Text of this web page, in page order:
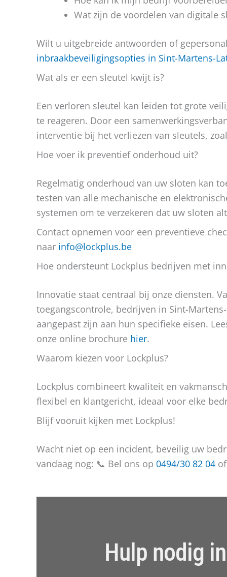
Wat zijn de voordelen van digitale
Wilt u uitgebreide antwoorden of
inbraakbeveiligingsopties in Sint-Martens-
Wat als er een sleutel kwijt is?
Een verloren sleutel kan leiden tot grote
te reageren. Door een
interventie bij het verliezen van sleutels,
Hoe voer ik preventief onderhoud uit?
Regelmatig onderhoud van uw sloten kan
testen van alle mechanische en
systemen om te verzekeren dat uw sloten
Contact opnemen voor een preventieve
naar info@lockplus.be
Hoe ondersteunt Lockplus bedrijven met
Innovatie staat centraal bij onze diensten.
toegangscontrole, bedrijven in Sint-
aangepast zijn aan hun specifieke eisen.
onze online brochure hier.
Waarom kiezen voor Lockplus?
Lockplus combineert kwaliteit en
flexibel en klantgericht, ideaal voor elke
Blijf vooruit kijken met Lockplus!
Wacht niet op een incident, beveilig uw
vandaag nog: 📞 Bel ons op 0494/30 82 04
Hulp nodig